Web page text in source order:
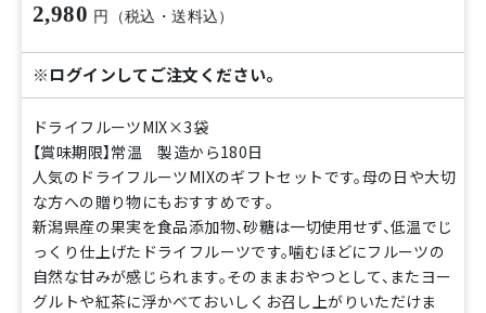
2,980 円（税込・送料込）
※ログインしてご注文ください。
ドライフルーツMIX×3袋
【賞味期限】常温 製造から180日
人気のドライフルーツMIXのギフトセットです。母の日や大切
な方への贈り物にもおすすめです。
新潟県産の果実を食品添加物、砂糖は一切使用せず、低温でじ
っくり仕上げたドライフルーツです。噛むほどにフルーツの
自然な甘みが感じられます。そのままおやつとして、またヨー
グルトや紅茶に浮かべておいしくお召し上がりいただけま